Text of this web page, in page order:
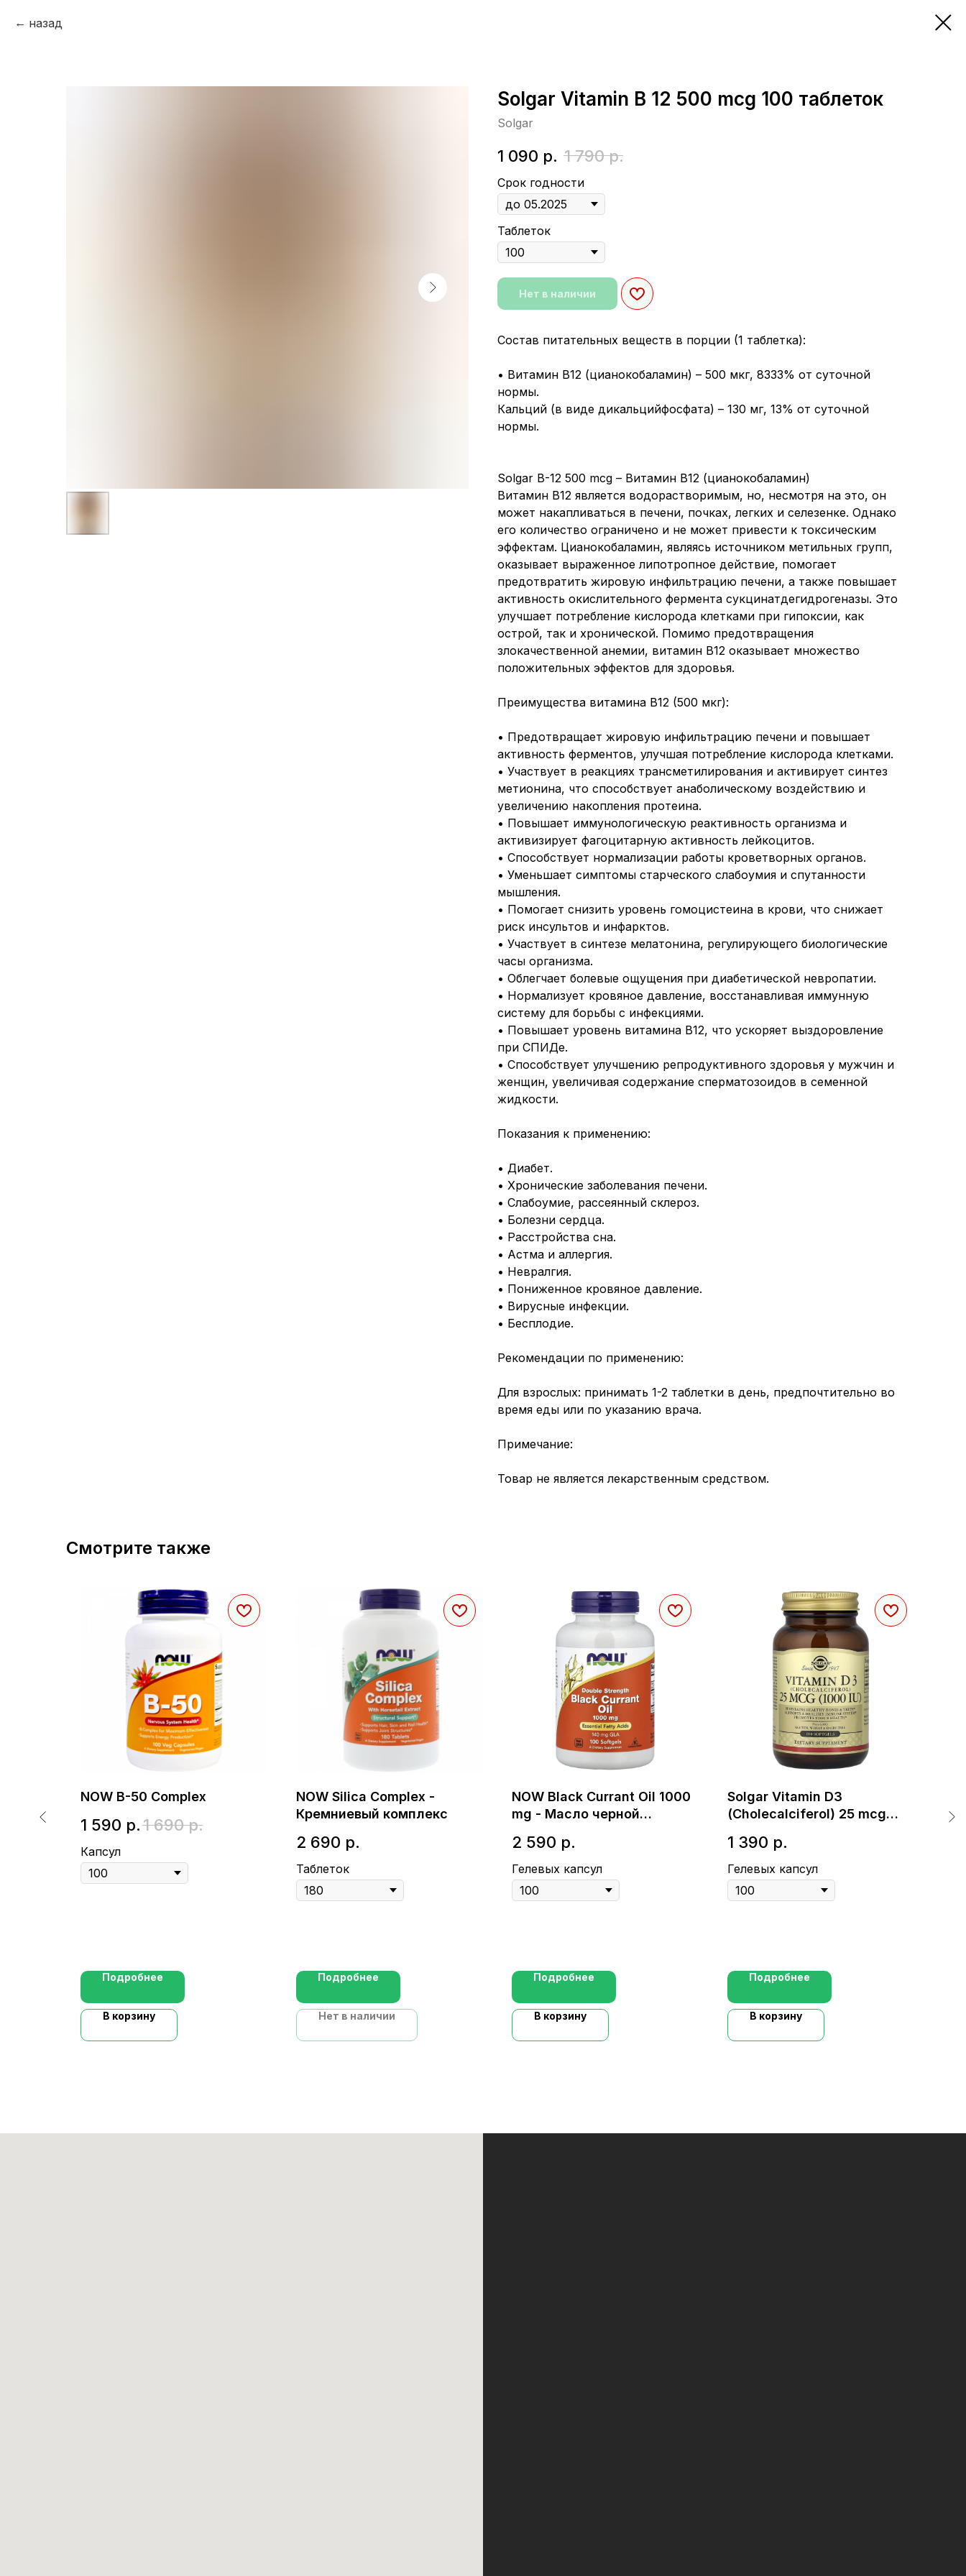
назад
Solgar Vitamin B 12 500 mcg 100 таблеток
Solgar
1 090 р. 1 790 р.
Срок годности
Таблеток
Нет в наличии
Состав питательных веществ в порции (1 таблетка):
• Витамин B12 (цианокобаламин) – 500 мкг, 8333% от суточной
нормы.
Кальций (в виде дикальцийфосфата) – 130 мг, 13% от суточной
нормы.
Solgar B-12 500 mcg – Витамин B12 (цианокобаламин)
Витамин B12 является водорастворимым, но, несмотря на это, он
может накапливаться в печени, почках, легких и селезенке. Однако
его количество ограничено и не может привести к токсическим
эффектам. Цианокобаламин, являясь источником метильных групп,
оказывает выраженное липотропное действие, помогает
предотвратить жировую инфильтрацию печени, а также повышает
активность окислительного фермента сукцинатдегидрогеназы. Это
улучшает потребление кислорода клетками при гипоксии, как
острой, так и хронической. Помимо предотвращения
злокачественной анемии, витамин B12 оказывает множество
положительных эффектов для здоровья.
Преимущества витамина B12 (500 мкг):
• Предотвращает жировую инфильтрацию печени и повышает
активность ферментов, улучшая потребление кислорода клетками.
• Участвует в реакциях трансметилирования и активирует синтез
метионина, что способствует анаболическому воздействию и
увеличению накопления протеина.
• Повышает иммунологическую реактивность организма и
активизирует фагоцитарную активность лейкоцитов.
• Способствует нормализации работы кроветворных органов.
• Уменьшает симптомы старческого слабоумия и спутанности
мышления.
• Помогает снизить уровень гомоцистеина в крови, что снижает
риск инсультов и инфарктов.
• Участвует в синтезе мелатонина, регулирующего биологические
часы организма.
• Облегчает болевые ощущения при диабетической невропатии.
• Нормализует кровяное давление, восстанавливая иммунную
систему для борьбы с инфекциями.
• Повышает уровень витамина B12, что ускоряет выздоровление
при СПИДе.
• Способствует улучшению репродуктивного здоровья у мужчин и
женщин, увеличивая содержание сперматозоидов в семенной
жидкости.
Показания к применению:
• Диабет.
• Хронические заболевания печени.
• Слабоумие, рассеянный склероз.
• Болезни сердца.
• Расстройства сна.
• Астма и аллергия.
• Невралгия.
• Пониженное кровяное давление.
• Вирусные инфекции.
• Бесплодие.
Рекомендации по применению:
Для взрослых: принимать 1-2 таблетки в день, предпочтительно во
время еды или по указанию врача.
Примечание:
Товар не является лекарственным средством.
Смотрите также
NOW B-50 Complex
1 590 р.1 690 р.
Капсул
Подробнее
В корзину
NOW Silica Complex -
Кремниевый комплекс
2 690 р.
Таблеток
Подробнее
Нет в наличии
NOW Black Currant Oil 1000
mg - Масло черной
концентрации
2 590 р.
Гелевых капсул
Подробнее
В корзину
Solgar Vitamin D3
(Cholecalciferol) 25 mcg
1 390 р.
Гелевых капсул
Подробнее
В корзину